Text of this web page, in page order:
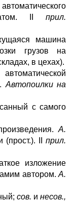
II прил.
машина
грузов на
в цехах).
Автопоилки на
с самого
А.
(прост.). II прил.
изложение
автором. А.
сов. и несов.,